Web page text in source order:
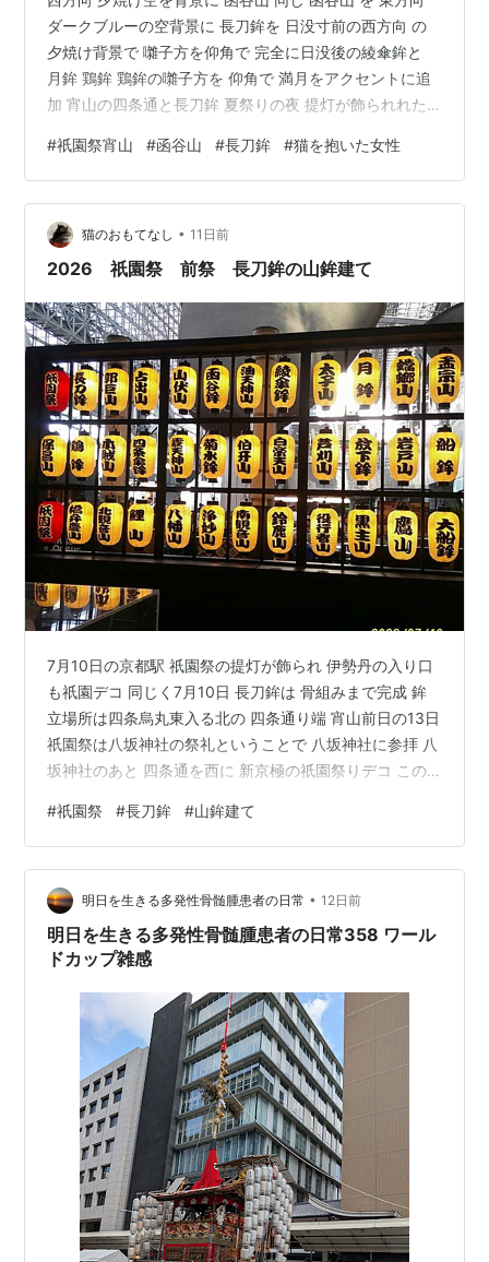
ダークブルーの空背景に 長刀鉾を 日没寸前の西方向 の
夕焼け背景で 囃子方を仰角で 完全に日没後の綾傘鉾と
月鉾 鶏鉾 鶏鉾の囃子方を 仰角で 満月をアクセントに追
加 宵山の四条通と長刀鉾 夏祭りの夜 提灯が飾られれた
を生成
#祇園祭宵山 #函谷山 #長刀鉾 #猫を抱いた女性
猫のおもてなし • 11日前
2026 祇園祭 前祭 長刀鉾の山鉾建て
7月10日の京都駅 祇園祭の提灯が飾られ 伊勢丹の入り口
も祇園デコ 同じく7月10日 長刀鉾は 骨組みまで完成 鉾
立場所は四条烏丸東入る北の 四条通り端 宵山前日の13日
祇園祭は八坂神社の祭礼ということで 八坂神社に参拝 八
坂神社のあと 四条通を西に 新京極の祇園祭りデコ この
ほぼ終了 内部の仕上げ中でしょうか 四条通りにも実際の
植物を使った緑化デコの店が アップで 我が家の黒猫マー
君 多少暑くても 外の風がいいようで べったり地べたの
上で横たわり
#祇園祭 #長刀鉾 #山鉾建て
明日を生きる多発性骨髄腫患者の日常 • 12日前
明日を生きる多発性骨髄腫患者の日常358 ワール
ドカップ雑感